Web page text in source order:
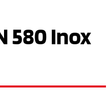
580 Inox